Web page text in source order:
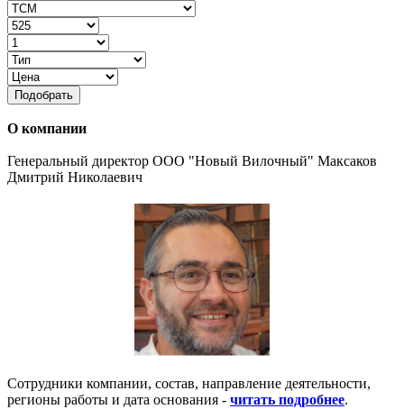
Подобрать
О компании
Генеральный директор ООО "Новый Вилочный" Максаков
Дмитрий Николаевич
Сотрудники компании, состав, направление деятельности,
регионы работы и дата основания - читать подробнее.